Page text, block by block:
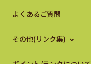
よくあるご質問
その他(リンク集)